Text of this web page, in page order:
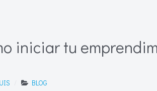
iniciar tu
BLOG